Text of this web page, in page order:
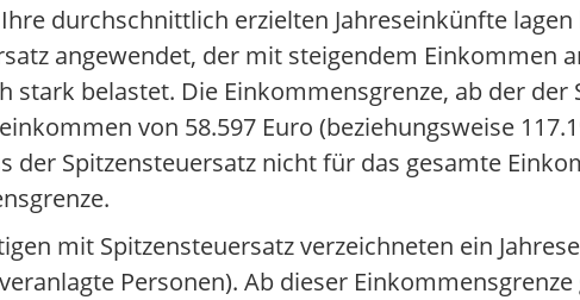
durchschnittlich erzielten Jahreseinkünfte lagen
angewendet, der mit steigendem Einkommen
belastet. Die Einkommensgrenze, ab der der
von 58.597 Euro (beziehungsweise
der Spitzensteuersatz nicht für das gesamte
mit Spitzensteuersatz verzeichneten ein
Personen). Ab dieser